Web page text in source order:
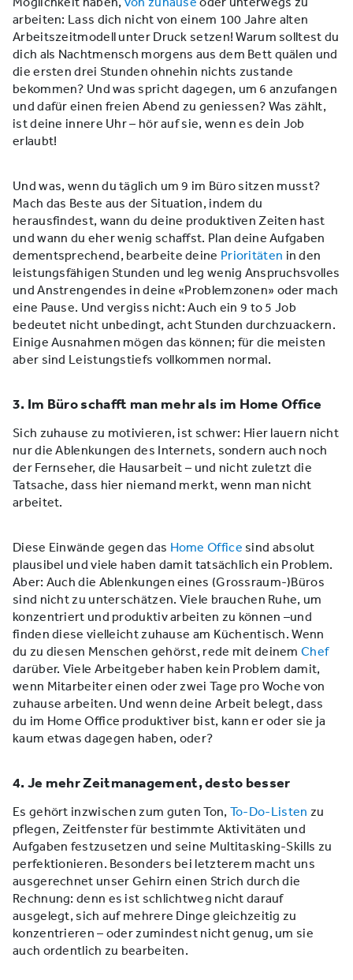
arbeiten: Lass dich nicht von einem 100 Jahre alten
Arbeitszeitmodell unter Druck setzen! Warum solltest du
dich als Nachtmensch morgens aus dem Bett quälen und
die ersten drei Stunden ohnehin nichts zustande
bekommen? Und was spricht dagegen, um 6 anzufangen
und dafür einen freien Abend zu geniessen? Was zählt,
ist deine innere Uhr – hör auf sie, wenn es dein Job
erlaubt!
Und was, wenn du täglich um 9 im Büro sitzen musst?
Mach das Beste aus der Situation, indem du
herausfindest, wann du deine produktiven Zeiten hast
und wann du eher wenig schaffst. Plan deine Aufgaben
dementsprechend, bearbeite deine Prioritäten in den
leistungsfähigen Stunden und leg wenig Anspruchsvolles
und Anstrengendes in deine «Problemzonen» oder mach
eine Pause. Und vergiss nicht: Auch ein 9 to 5 Job
bedeutet nicht unbedingt, acht Stunden durchzuackern.
Einige Ausnahmen mögen das können; für die meisten
aber sind Leistungstiefs vollkommen normal.
3. Im Büro schafft man mehr als im Home Office
Sich zuhause zu motivieren, ist schwer: Hier lauern nicht
nur die Ablenkungen des Internets, sondern auch noch
der Fernseher, die Hausarbeit – und nicht zuletzt die
Tatsache, dass hier niemand merkt, wenn man nicht
arbeitet.
Diese Einwände gegen das Home Office sind absolut
plausibel und viele haben damit tatsächlich ein Problem.
Aber: Auch die Ablenkungen eines (Grossraum-)Büros
sind nicht zu unterschätzen. Viele brauchen Ruhe, um
konzentriert und produktiv arbeiten zu können –und
finden diese vielleicht zuhause am Küchentisch. Wenn
du zu diesen Menschen gehörst, rede mit deinemChef
darüber. Viele Arbeitgeber haben kein Problem damit,
wenn Mitarbeiter einen oder zwei Tage pro Woche von
zuhause arbeiten. Und wenn deine Arbeit belegt, dass
du im Home Office produktiver bist, kann er oder sie ja
kaum etwas dagegen haben, oder?
4. Je mehr Zeitmanagement, desto besser
Es gehört inzwischen zum guten Ton, To-Do-Listen zu
pflegen, Zeitfenster für bestimmte Aktivitäten und
Aufgaben festzusetzen und seine Multitasking-Skills zu
perfektionieren. Besonders bei letzterem macht uns
ausgerechnet unser Gehirn einen Strich durch die
Rechnung: denn es ist schlichtweg nicht darauf
ausgelegt, sich auf mehrere Dinge gleichzeitig zu
konzentrieren – oder zumindest nicht genug, um sie
auch ordentlich zu bearbeiten.